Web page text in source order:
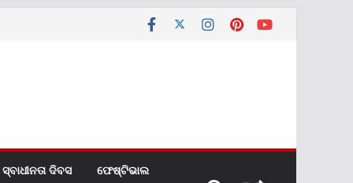
ସ୍ବାଧୀନତା ଦିବସ ଫେଷ୍ଟିଭାଲ